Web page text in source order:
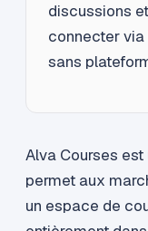
discussions
connecter
sans
Alva Courses
permet aux
un espace de